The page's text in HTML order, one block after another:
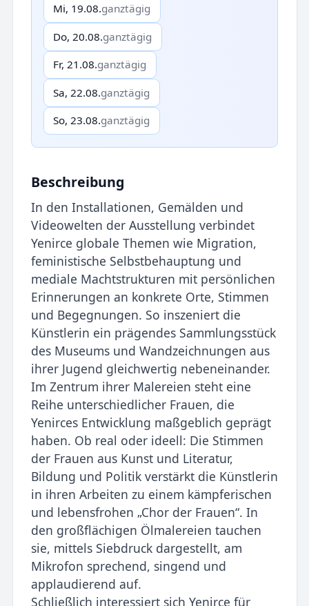
Mi, 19.08.ganztägig
Do, 20.08.ganztägig
Fr, 21.08.ganztägig
Sa, 22.08.ganztägig
So, 23.08.ganztägig
Beschreibung
In den Installationen, Gemälden und
Videowelten der Ausstel­lung verbindet
Yenirce globale Themen wie Migration,
feministi­sche Selbstbehauptung und
mediale Machtstrukturen mit per­sönlichen
Erinnerungen an konkrete Orte, Stimmen
und Begeg­nungen. So inszeniert die
Künstlerin ein prägendes Sammlungsstü­ck
des Museums und Wandzeichnungen aus
ihrer Jugend gleichwertig nebeneinander.
Im Zentrum ihrer Malereien steht eine
Reihe unterschiedlicher Frauen, die
Yenirces Entwicklung maßgeblich geprägt
haben. Ob real oder ideell: Die Stimmen
der Frauen aus Kunst und Litera­tur,
Bildung und Politik verstärkt die Künstlerin
in ihren Arbeiten zu einem kämpferischen
und lebensfrohen „Chor der Frauen“. In
den großflächigen Ölmalereien tauchen
sie, mittels Siebdruck dargestellt, am
Mikrofon sprechend, singend und
applaudierend auf.
Schließlich interessiert sich Yenirce für